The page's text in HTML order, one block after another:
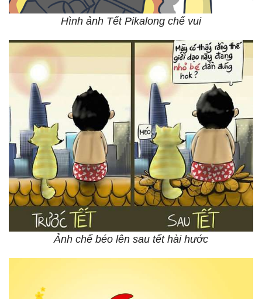
Hình ảnh Tết Pikalong chế vui
Ảnh chế béo lên sau tết hài hước